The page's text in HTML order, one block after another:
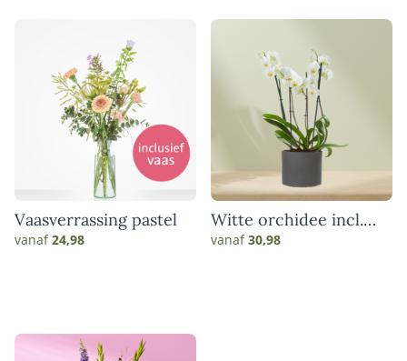
Vaasverrassing pastel
vanaf24,98
Witte orchidee incl.
pot
vanaf30,98